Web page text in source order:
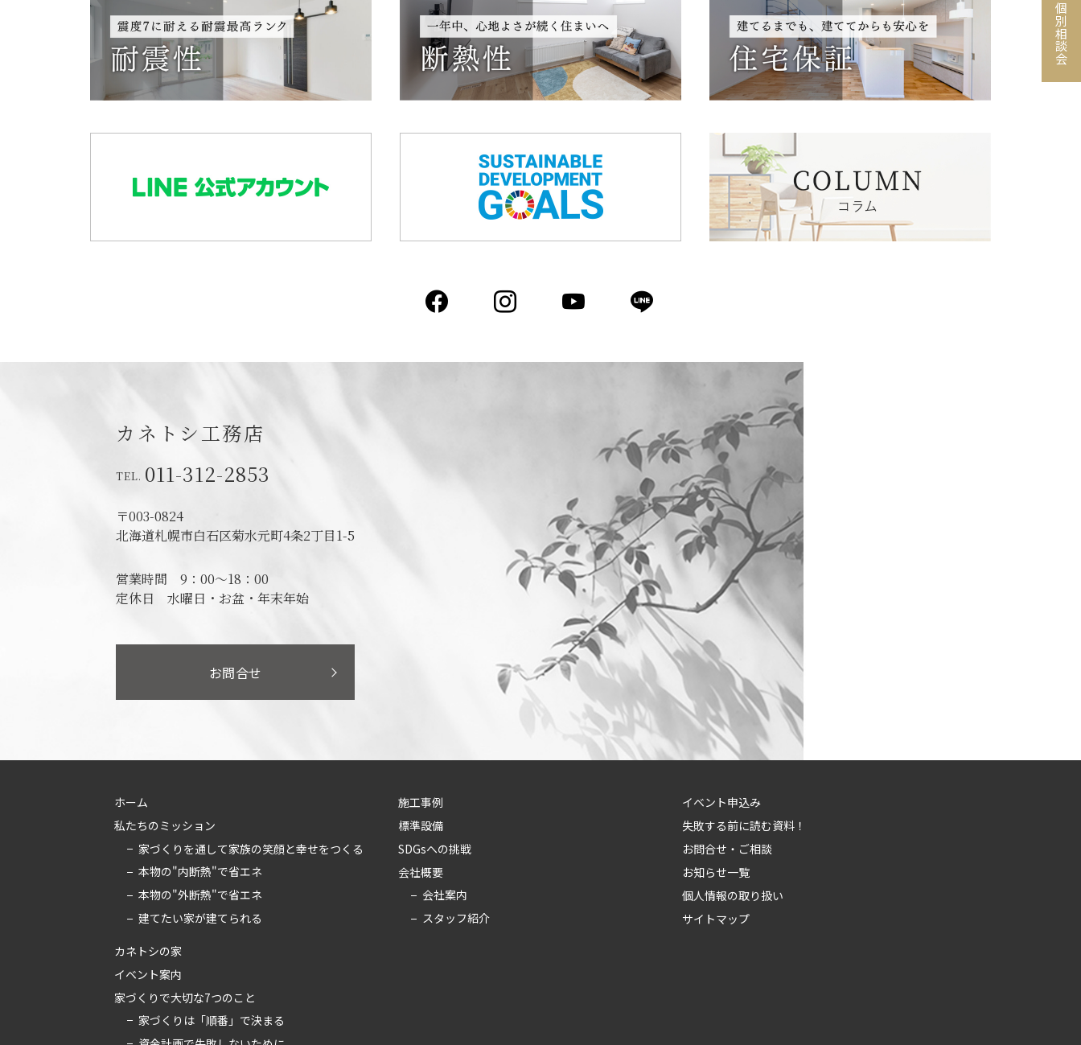
FacebookInstagramYouTube
カネトシ工務店
011-312-2853
〒003-0824
北海道札幌市白石区菊水元町4条2丁目1-5
営業時間9：00～18：00
定休日水曜日・お盆・年末年始
お問合せ
ホーム
私たちのミッション
家づくりを通して家族の笑顔と幸せをつくる
本物の"内断熱"で省エネ
本物の"外断熱"で省エネ
建てたい家が建てられる
カネトシの家
イベント案内
家づくりで大切な7つのこと
家づくりは「順番」で決まる
施工事例
標準設備
SDGsへの挑戦
会社概要
会社案内
スタッフ紹介
イベント申込み
失敗する前に読む資料！
お問合せ・ご相談
お知らせ一覧
個人情報の取り扱い
サイトマップ
個別相談会